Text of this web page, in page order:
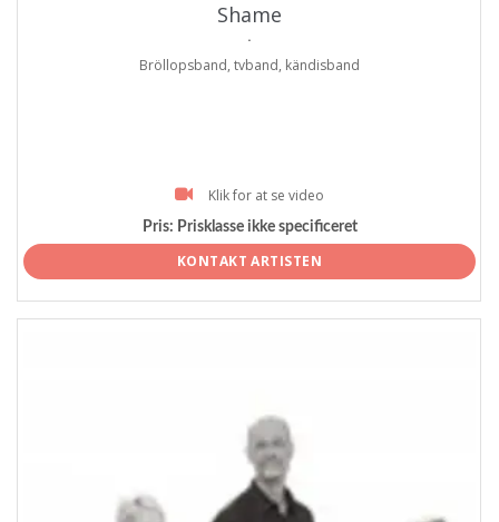
Shame
.
Bröllopsband, tvband, kändisband
Klik for at se video
Pris: Prisklasse ikke specificeret
KONTAKT ARTISTEN